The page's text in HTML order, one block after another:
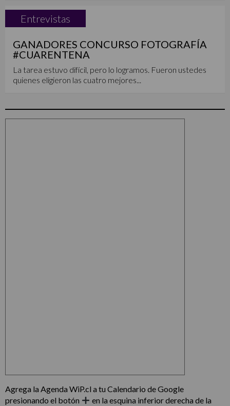
Entrevistas
GANADORES CONCURSO FOTOGRAFÍA
#CUARENTENA
La tarea estuvo difícil, pero lo logramos. Fueron ustedes
quienes eligieron las cuatro mejores...
Agrega la Agenda WiP.cl a tu Calendario de Google
presionando el botón
en la esquina inferior derecha de la